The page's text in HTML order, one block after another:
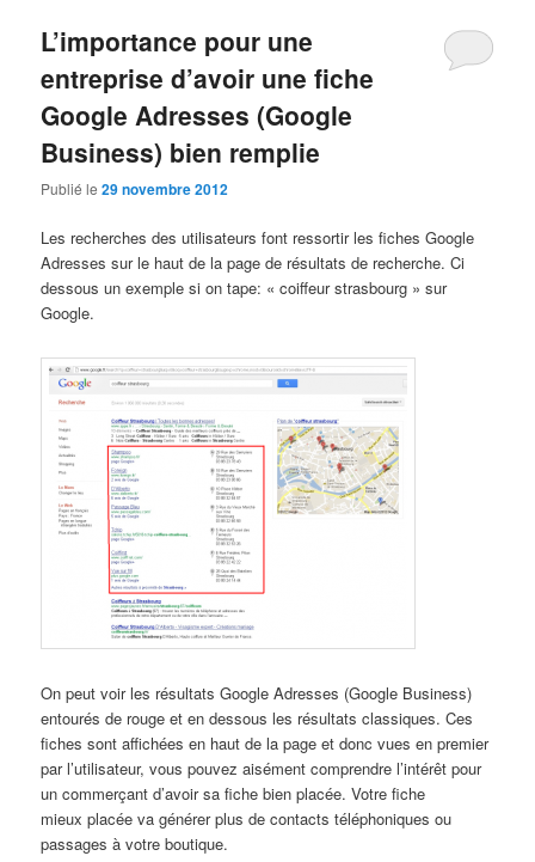
L’importance pour une
entreprise d’avoir une fiche
Google Adresses (Google
Business) bien remplie
Publié le29 novembre 2012
Les recherches des utilisateurs font ressortir les fiches Google
Adresses sur le haut de la page de résultats de recherche. Ci
dessous un exemple si on tape: « coiffeur strasbourg » sur
Google.
On peut voir les résultats Google Adresses (Google Business)
entourés de rouge et en dessous les résultats classiques. Ces
fiches sont affichées en haut de la page et donc vues en premier
par l’utilisateur, vous pouvez aisément comprendre l’intérêt pour
un commerçant d’avoir sa fiche bien placée. Votre fiche
mieux placée va générer plus de contacts téléphoniques ou
passages à votre boutique.